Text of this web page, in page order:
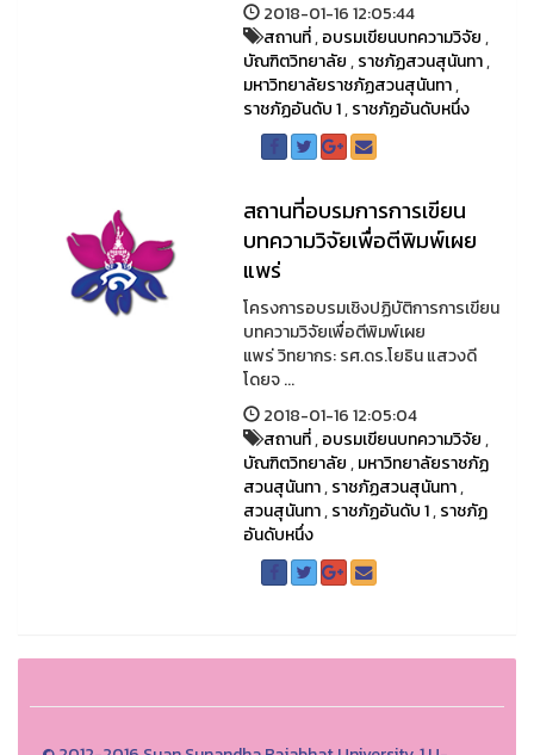
2018-01-16 12:05:44
สถานที่,อบรมเขียนบทความวิจัย,
บัณฑิตวิทยาลัย,ราชภัฏสวนสุนันทา,
มหาวิทยาลัยราชภัฏสวนสุนันทา,
ราชภัฏอันดับ 1,ราชภัฏอันดับหนึ่ง
สถานที่อบรมการการเขียน
บทความวิจัยเพื่อตีพิมพ์เผย
แพร่
โครงการอบรมเชิงปฏิบัติการการเขียน
บทความวิจัยเพื่อตีพิมพ์เผย
แพร่ วิทยากร: รศ.ดร.โยธิน แสวงดี
โดยจ ...
2018-01-16 12:05:04
สถานที่,อบรมเขียนบทความวิจัย,
บัณฑิตวิทยาลัย,มหาวิทยาลัยราชภัฏ
สวนสุนันทา,ราชภัฏสวนสุนันทา,
สวนสุนันทา,ราชภัฏอันดับ 1,ราชภัฏ
อันดับหนึ่ง